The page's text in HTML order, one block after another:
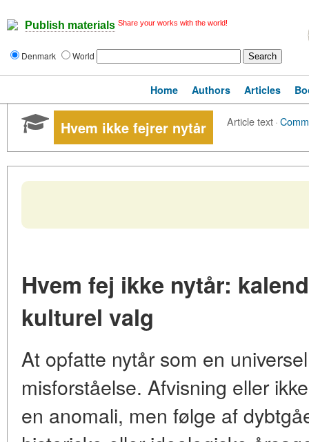
Publish materials Share your works with the world!
Denmark World
Home Authors Articles
Hvem ikke fejrer nytår Article text·
Hvem fej ikke nytår:
kulturel valg
At opfatte nytår som en
misforståelse. Afvisning eller
en anomali, men følge af